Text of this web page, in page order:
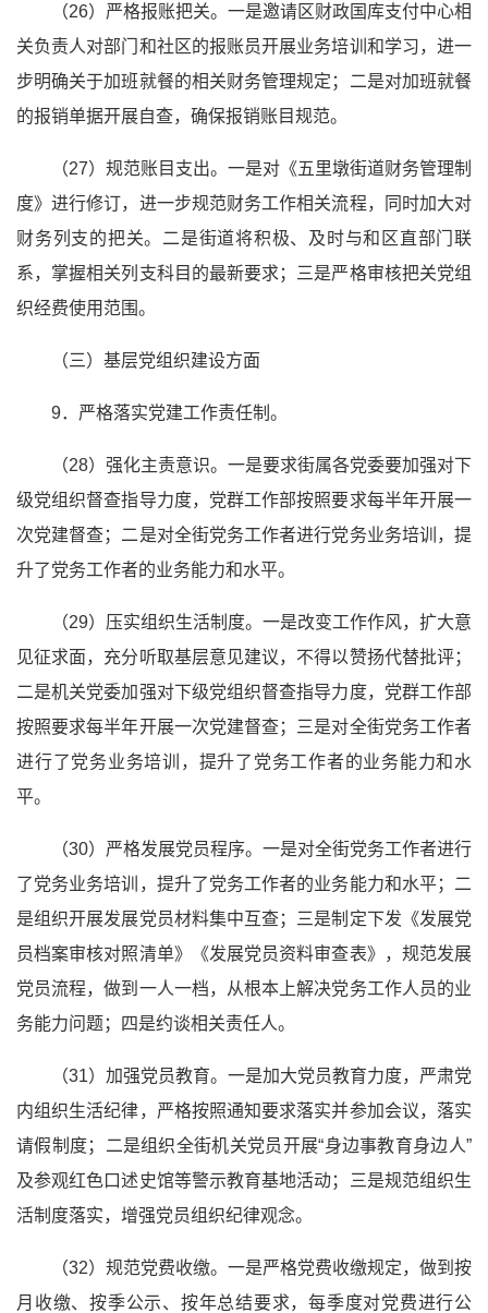
（26）严格报账把关。一是邀请区财政国库支付中心相
关负责人对部门和社区的报账员开展业务培训和学习，进一
步明确关于加班就餐的相关财务管理规定；二是对加班就餐
的报销单据开展自查，确保报销账目规范。
（27）规范账目支出。一是对《五里墩街道财务管理制
度》进行修订，进一步规范财务工作相关流程，同时加大对
财务列支的把关。二是街道将积极、及时与和区直部门联
系，掌握相关列支科目的最新要求；三是严格审核把关党组
织经费使用范围。
（三）基层党组织建设方面
9．严格落实党建工作责任制。
（28）强化主责意识。一是要求街属各党委要加强对下
级党组织督查指导力度，党群工作部按照要求每半年开展一
次党建督查；二是对全街党务工作者进行党务业务培训，提
升了党务工作者的业务能力和水平。
（29）压实组织生活制度。一是改变工作作风，扩大意
见征求面，充分听取基层意见建议，不得以赞扬代替批评；
二是机关党委加强对下级党组织督查指导力度，党群工作部
按照要求每半年开展一次党建督查；三是对全街党务工作者
进行了党务业务培训，提升了党务工作者的业务能力和水
平。
（30）严格发展党员程序。一是对全街党务工作者进行
了党务业务培训，提升了党务工作者的业务能力和水平；二
是组织开展发展党员材料集中互查；三是制定下发《发展党
员档案审核对照清单》《发展党员资料审查表》，规范发展
党员流程，做到一人一档，从根本上解决党务工作人员的业
务能力问题；四是约谈相关责任人。
（31）加强党员教育。一是加大党员教育力度，严肃党
内组织生活纪律，严格按照通知要求落实并参加会议，落实
请假制度；二是组织全街机关党员开展“身边事教育身边人”
及参观红色口述史馆等警示教育基地活动；三是规范组织生
活制度落实，增强党员组织纪律观念。
（32）规范党费收缴。一是严格党费收缴规定，做到按
月收缴、按季公示、按年总结要求，每季度对党费进行公